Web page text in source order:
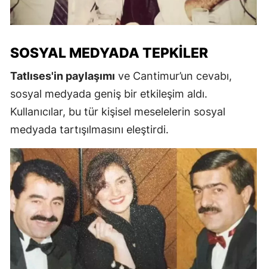
SOSYAL MEDYADA TEPKILER
Tatlıses'in paylaşımı ve Cantimur’un cevabı,
sosyal medyada geniş bir etkileşim aldı.
Kullanıcılar, bu tür kişisel meselelerin sosyal
medyada tartışılmasını eleştirdi.